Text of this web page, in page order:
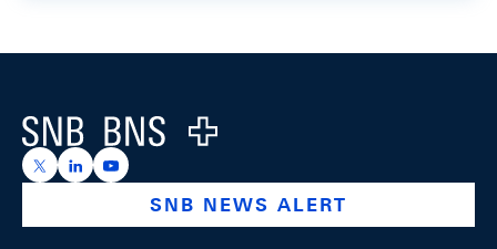
Logo
https://x.com/snb_bns
https://ch.linkedin.com/company/swiss-national-
https://www.youtube.com/@swissnationalbank
SNB NEWS ALERT